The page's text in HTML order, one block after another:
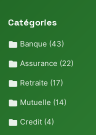
Catégories
Banque (43)
Assurance (22)
Retraite (17)
Mutuelle (14)
Credit (4)